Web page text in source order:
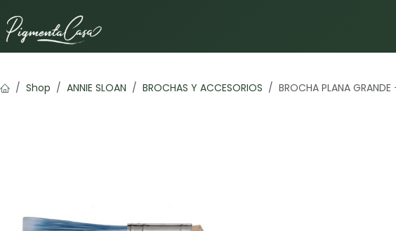
Shop ANNIE SLOAN BROCHAS Y ACCESORIOS BROCHA PLANA GRANDE